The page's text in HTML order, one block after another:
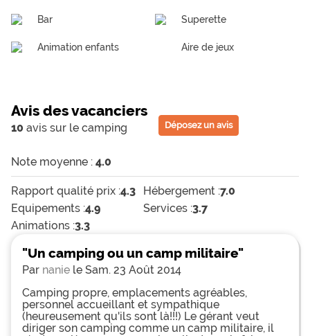
Bar Superette
Animation enfants Aire de jeux
Avis des vacanciers
10 avis sur le camping Déposez un avis
Note moyenne : 4.0
Rapport qualité prix :4.3 Hébergement :7.0
Equipements :4.9 Services :3.7
Animations :3.3
"Un camping ou un camp militaire"
Par nanie le Sam. 23 Août 2014
Camping propre, emplacements agréables,
personnel accueillant et sympathique
(heureusement qu'ils sont là!!!) Le gérant veut
diriger son camping comme un camp militaire, il